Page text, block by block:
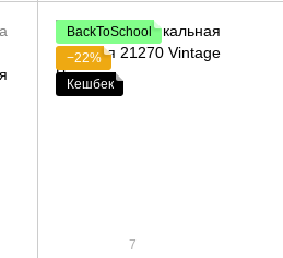
BackToSchool
−22%
Кешбек
7